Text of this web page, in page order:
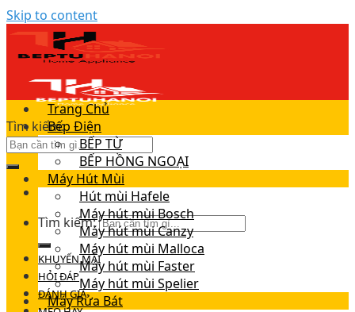
Skip to content
Tìm kiếm:
Tìm kiếm:
KHUYẾN MÃI
HỎI ĐÁP
ĐÁNH GIÁ
Trang Chủ
Bếp Điện
BẾP TỪ
BẾP HỒNG NGOẠI
Máy Hút Mùi
Hút mùi Hafele
Máy hút mùi Bosch
Máy hút mùi Canzy
Máy hút mùi Malloca
Máy hút mùi Faster
Máy hút mùi Spelier
Máy Rửa Bát